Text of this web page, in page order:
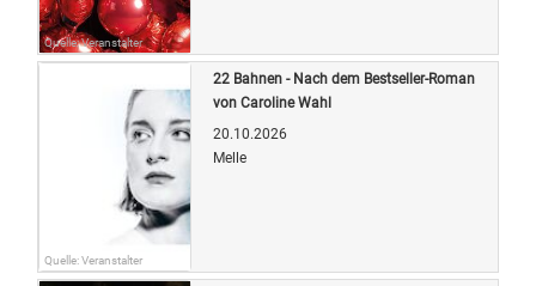
Quelle: Veranstalter
Quelle: Veranstalter
22 Bahnen - Nach dem Bestseller-Roman
von Caroline Wahl
20.10.2026
Melle